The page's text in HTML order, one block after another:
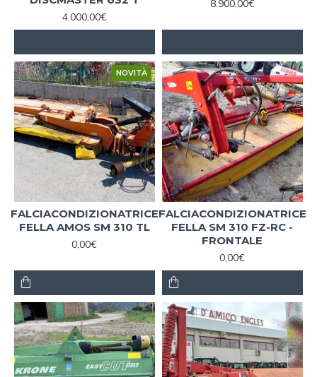
4.000,00€
8.900,00€
NOVITÀ
FALCIACONDIZIONATRICE
FELLA AMOS SM 310 TL
0,00€
FALCIACONDIZIONATRICE
FELLA SM 310 FZ-RC -
FRONTALE
0,00€